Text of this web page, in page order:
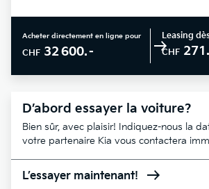
Acheter directement en ligne pour
CHF 32 600.–
Leasing
CHF
D’abord essayer la voiture?
Bien sûr, avec plaisir! Indiquez-nous la
votre partenaire Kia vous contactera
L’essayer maintenant!